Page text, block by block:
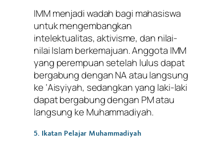
IMM menjadi wadah bagi mahasiswa
untuk mengembangkan
intelektualitas, aktivisme, dan nilai-
nilai Islam berkemajuan. Anggota IMM
yang perempuan setelah lulus dapat
bergabung dengan NA atau langsung
ke ‘Aisyiyah, sedangkan yang laki-laki
dapat bergabung dengan PM atau
langsung ke Muhammadiyah.
5. Ikatan Pelajar Muhammadiyah